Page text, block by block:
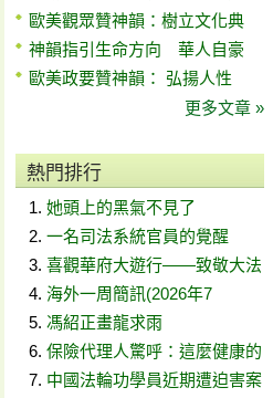
歐美觀眾贊神韻：樹立文化典
神韻指引生命方向 華人自豪
歐美政要贊神韻： 弘揚人性
更多文章 »
熱門排行
她頭上的黑氣不見了
一名司法系統官員的覺醒
喜觀華府大遊行——致敬大法
海外一周簡訊(2026年7
馮紹正畫龍求雨
保險代理人驚呼：這麼健康的
中國法輪功學員近期遭迫害案